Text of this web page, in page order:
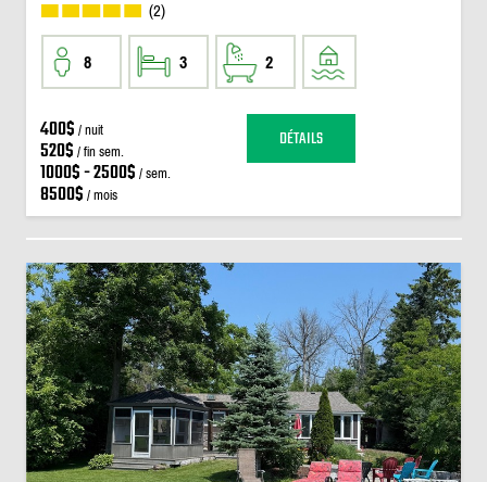
(2)
8 3 2
400$ / nuit
520$ / fin sem.
1000$ - 2500$ / sem.
8500$ / mois
DÉTAILS